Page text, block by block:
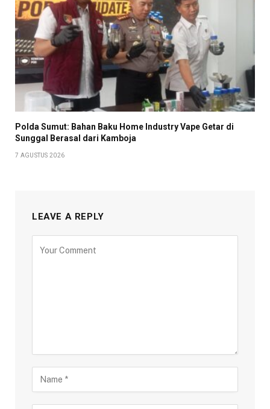
Polda Sumut: Bahan Baku Home Industry Vape Getar di
Sunggal Berasal dari Kamboja
7 AGUSTUS 2026
LEAVE A REPLY